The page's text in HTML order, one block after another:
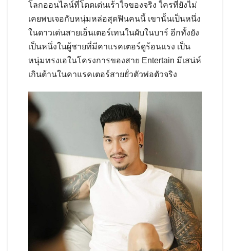
โลกออนไลน์ที่โดดเด่นเร้าใจของจริง ใครที่ยังไม่
เคยพบเจอกับหนุ่มหล่อสุดฟินคนนี้ เขานั้นเป็นหนึ่ง
ในดาวเด่นสายเอ็นเตอร์เทนในผับในบาร์ อีกทั้งยัง
เป็นหนึ่งในผู้ชายที่มีคาแรคเตอร์ดูร้อนแรง เป็น
หนุ่มทรงเอในโครงการของสาย Entertain มีเสน่ห์
เกินต้านในคาแรคเตอร์สายยั่วตัวพ่อตัวจริง